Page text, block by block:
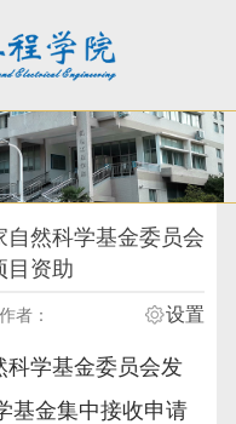
然科学基金委员会
目资助
作者： 设置
科学基金委员会发
基金集中接收申请